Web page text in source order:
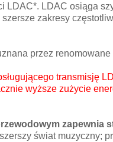
LDAC osiąga
zakresy
przez
transmisję
wyższe zużycie
zapewnia
świat muzyczny;